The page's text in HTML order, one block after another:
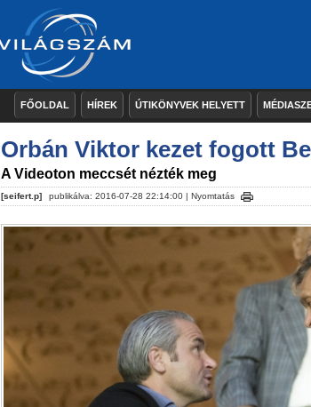
FŐOLDAL HÍREK ÚTIKÖNYVEK HELYETT
Orbán Viktor kezet fogott
A Videoton meccsét nézték meg
[seifert.p] publikálva: 2016-07-28 22:14:00 | Nyomtatás